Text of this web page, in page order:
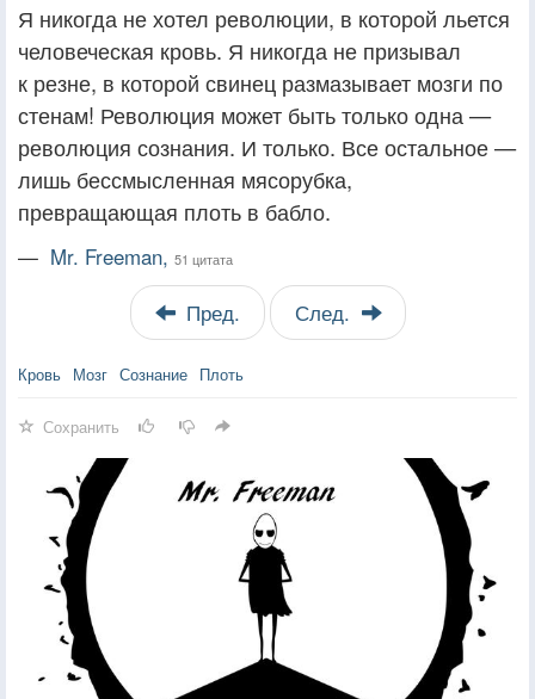
Я никогда не хотел революции, в которой льется
человеческая кровь. Я никогда не призывал
к резне, в которой свинец размазывает мозги по
стенам! Революция может быть только одна —
революция сознания. И только. Все остальное —
лишь бессмысленная мясорубка,
превращающая плоть в бабло.
— Mr. Freeman, 51 цитата
Пред. След.
Кровь Мозг Сознание Плоть
Сохранить